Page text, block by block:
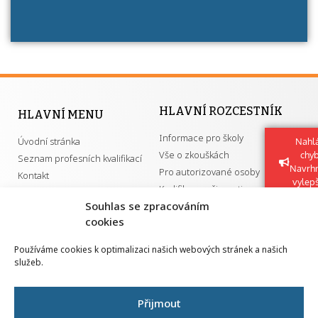
Souhlas se zpracováním
cookies
Používáme cookies k optimalizaci našich webových stránek a našich
služeb.
Přijmout
HLAVNÍ MENU
Úvodní stránka
Seznam profesních kvalifikací
Kontakt
HLAVNÍ ROZCESTNÍK
Informace pro školy
Vše o zkouškách
Pro autorizované osoby
Kvalifikace a živnosti
GDPR
Národní pedagogický institut ČR
Senovážné náměstí 25